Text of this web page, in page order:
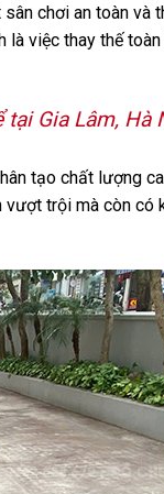
chơi an toàn và
là việc thay thế
Gia Lâm, Hà
tạo chất lượng
trội mà còn có